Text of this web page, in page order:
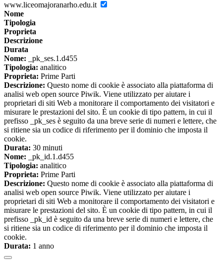
www.liceomajoranarho.edu.it
Nome
Tipologia
Proprieta
Descrizione
Durata
Nome: _pk_ses.1.d455
Tipologia: analitico
Proprieta: Prime Parti
Descrizione: Questo nome di cookie è associato alla piattaforma di
analisi web open source Piwik. Viene utilizzato per aiutare i
proprietari di siti Web a monitorare il comportamento dei visitatori e
misurare le prestazioni del sito. È un cookie di tipo pattern, in cui il
prefisso _pk_ses è seguito da una breve serie di numeri e lettere, che
si ritiene sia un codice di riferimento per il dominio che imposta il
cookie.
Durata: 30 minuti
Nome: _pk_id.1.d455
Tipologia: analitico
Proprieta: Prime Parti
Descrizione: Questo nome di cookie è associato alla piattaforma di
analisi web open source Piwik. Viene utilizzato per aiutare i
proprietari di siti Web a monitorare il comportamento dei visitatori e
misurare le prestazioni del sito. È un cookie di tipo pattern, in cui il
prefisso _pk_id è seguito da una breve serie di numeri e lettere, che
si ritiene sia un codice di riferimento per il dominio che imposta il
cookie.
Durata: 1 anno